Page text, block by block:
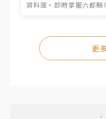
資料庫。即時掌握六都縣
更